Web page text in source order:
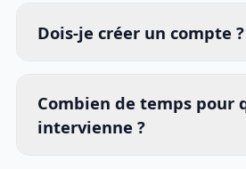
Dois-je créer un compte ?
Combien de temps pour
intervienne ?